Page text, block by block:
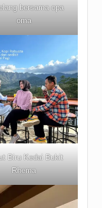
bersama opa
oma
Biru Kedai Bukit
Rhema